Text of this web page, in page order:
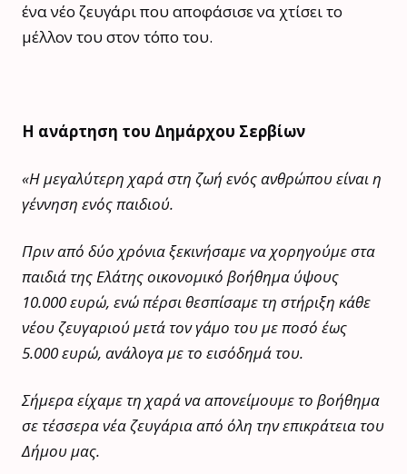
ένα νέο ζευγάρι που αποφάσισε να χτίσει το
μέλλον του στον τόπο του.
Η ανάρτηση του Δημάρχου Σερβίων
«Η μεγαλύτερη χαρά στη ζωή ενός ανθρώπου είναι η
γέννηση ενός παιδιού.
Πριν από δύο χρόνια ξεκινήσαμε να χορηγούμε στα
παιδιά της Ελάτης οικονομικό βοήθημα ύψους
10.000 ευρώ, ενώ πέρσι θεσπίσαμε τη στήριξη κάθε
νέου ζευγαριού μετά τον γάμο του με ποσό έως
5.000 ευρώ, ανάλογα με το εισόδημά του.
Σήμερα είχαμε τη χαρά να απονείμουμε το βοήθημα
σε τέσσερα νέα ζευγάρια από όλη την επικράτεια του
Δήμου μας.